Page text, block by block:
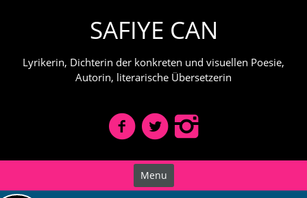
SAFIYE CAN
Lyrikerin, Dichterin der konkreten und visuellen Poesie,
Autorin, literarische Übersetzerin
Menu